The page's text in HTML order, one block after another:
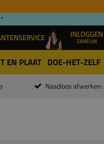
INLOGGEN
ZAKELIJK
EN PLAAT DOE-HET-ZELF
Naadloos afwerken: